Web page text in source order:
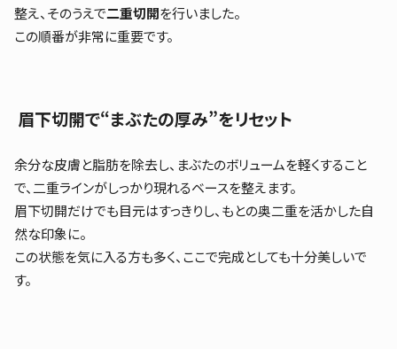
整え、そのうえで二重切開を行いました。
この順番が非常に重要です。
眉下切開で“まぶたの厚み”をリセット
余分な皮膚と脂肪を除去し、まぶたのボリュームを軽くすること
で、二重ラインがしっかり現れるベースを整えます。
眉下切開だけでも目元はすっきりし、もとの奥二重を活かした自
然な印象に。
この状態を気に入る方も多く、ここで完成としても十分美しいで
す。